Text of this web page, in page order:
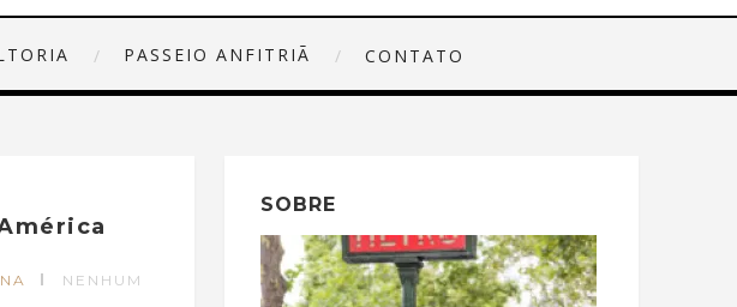
PASSEIO ANFITRIÃ CONTATO
NENHUM
SOBRE